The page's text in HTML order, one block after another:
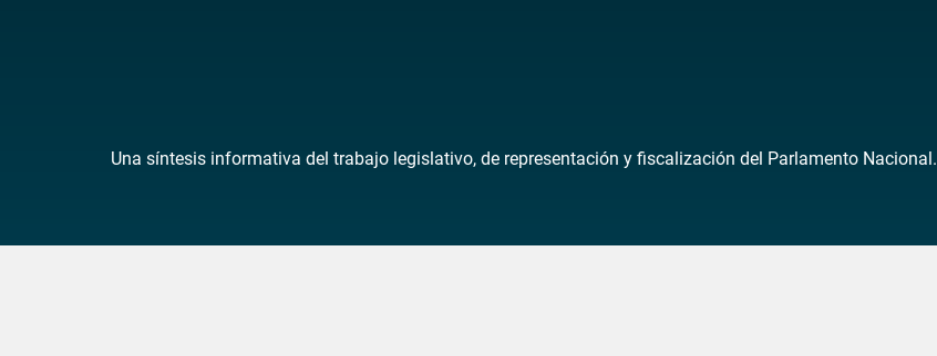
Una síntesis informativa del trabajo legislativo, de representación y fiscalización del Parlamento Nacional.